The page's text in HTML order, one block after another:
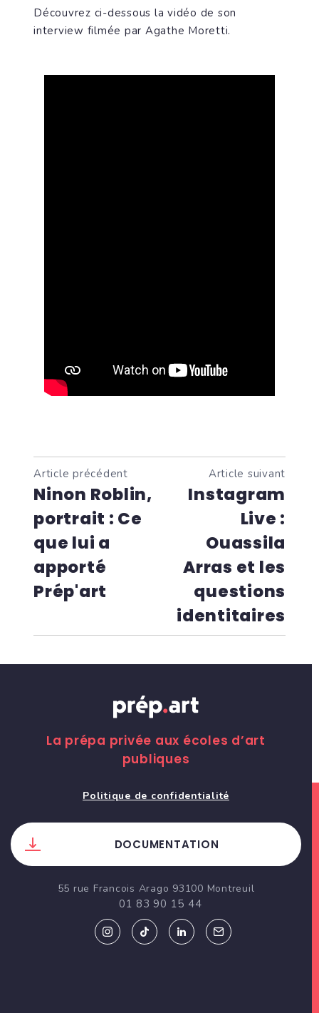
Découvrez ci-dessous la vidéo de son
interview filmée par Agathe Moretti.
Article précédent
Ninon Roblin,
portrait : Ce
que lui a
apporté
Prép'art
Article suivant
Instagram
Live :
Ouassila
Arras et les
questions
identitaires
La prépa privée aux écoles d’art
publiques
Politique de confidentialité
DOCUMENTATION
55 rue Francois Arago 93100 Montreuil
01 83 90 15 44